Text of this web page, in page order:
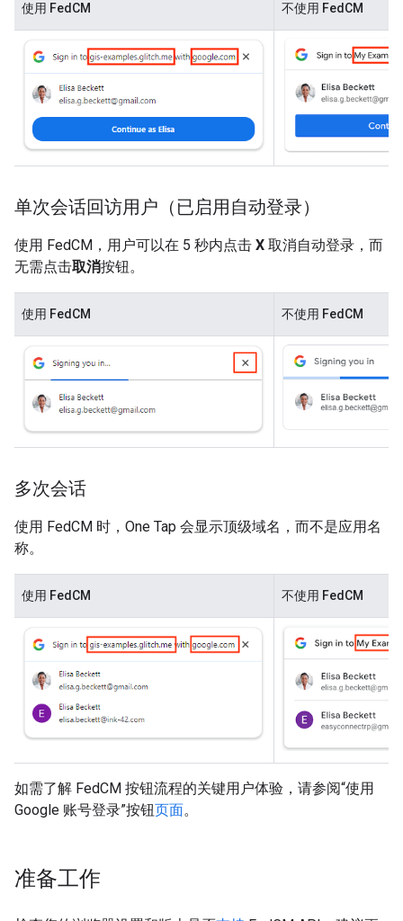
使用 FedCM 不使用 FedCM
单次会话回访用户（已启用自动登录）
使用 FedCM，用户可以在 5 秒内点击 X 取消自动登录，而
无需点击取消按钮。
使用 FedCM 不使用 FedCM
多次会话
使用 FedCM 时，One Tap 会显示顶级域名，而不是应用名
称。
使用 FedCM 不使用 FedCM
如需了解 FedCM 按钮流程的关键用户体验，请参阅“使用
Google 账号登录”按钮页面。
准备工作